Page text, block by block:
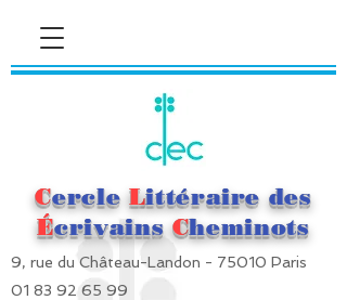
Cercle Littéraire des
Écrivains Cheminots
9, rue du Château-Landon - 75010 Paris
01 83 92 65 99